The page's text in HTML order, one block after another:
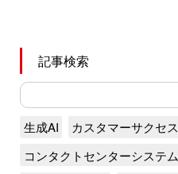
記事検索
生成AI
カスタマーサクセス
コンタクトセンターシステム